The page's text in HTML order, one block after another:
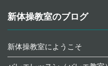
新体操教室のブログ
新体操教室にようこそ